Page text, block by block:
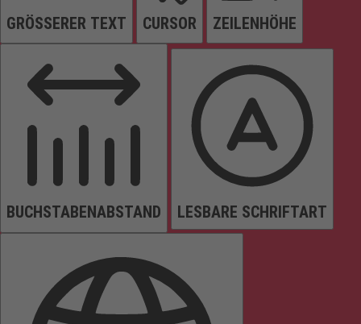
GRÖSSERER TEXT CURSOR ZEILENHÖHE
BUCHSTABENABSTAND LESBARE SCHRIFTART